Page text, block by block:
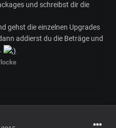
und schreibst dir die
gehst die einzelnen Upgrades
addierst du die Beträge und